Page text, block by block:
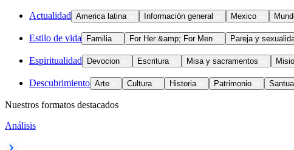
Actualidad America latina Información general Mexico
Estilo de vida Familia For Her &amp; For Men Pareja y
Espiritualidad Devocion Escritura Misa y sacramentos
Descubrimiento Arte Cultura Historia Patrimonio
Nuestros formatos destacados
Análisis